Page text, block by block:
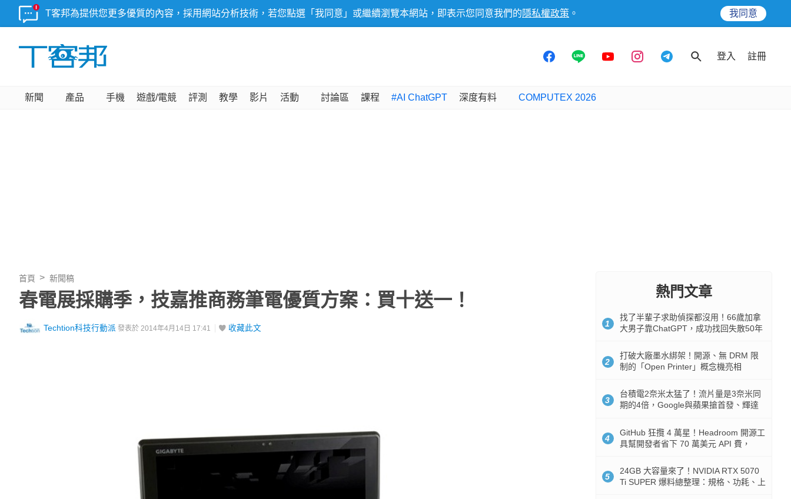
T客邦為提供您更多優質的內容，採用網站分析技術，若您點選「我同意」或繼續瀏覽本網站，即表示您同意我們的 隱私權政策 。 我同意
登入 註冊
新聞 產品 手機 遊戲/電競 評測 教學 影片 活動 討論區 課程 #AI ChatGPT 深度有料 COMPUTEX 2026
首頁 新聞稿
春電展採購季，技嘉推商務筆電優質方案：買十送一！
Techtion科技行動派 發表於 2014年4月14日 17:41 收藏此文
熱門文章
1
找了半輩子求助偵探都沒用！66歲加拿
大男子靠ChatGPT，成功找回失散50年
2
打破大廠墨水綁架！開源、無 DRM 限
制的「Open Printer」概念機亮相
3
台積電2奈米太猛了！流片量是3奈米同
期的4倍，Google與蘋果搶首發、輝達
4
GitHub 狂攬 4 萬星！Headroom 開源工
具幫開發者省下 70 萬美元 API 費，
5
24GB 大容量來了！NVIDIA RTX 5070
Ti SUPER 爆料總整理：規格、功耗、上